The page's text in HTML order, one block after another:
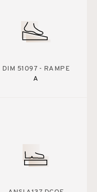
DIM 51097 - RAMPE
A